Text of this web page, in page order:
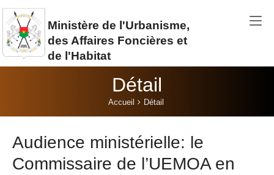
Aller au contenu principal
Ministère de l'Urbanisme,
des Affaires Foncières et
de l'Habitat
Détail
Accueil Détail
Audience ministérielle: le
Commissaire de l’UEMOA en